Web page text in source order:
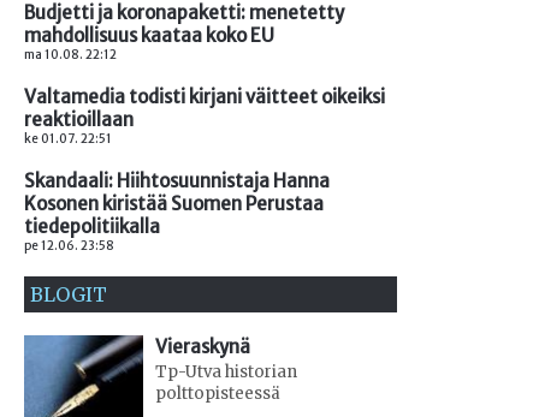
Budjetti ja koronapaketti: menetetty
mahdollisuus kaataa koko EU
ma 10.08. 22:12
Valtamedia todisti kirjani väitteet oikeiksi
reaktioillaan
ke 01.07. 22:51
Skandaali: Hiihtosuunnistaja Hanna
Kosonen kiristää Suomen Perustaa
tiedepolitiikalla
pe 12.06. 23:58
BLOGIT
Vieraskynä
Tp-Utva historian
polttopisteessä